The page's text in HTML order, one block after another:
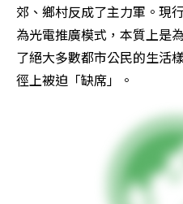
郊、鄉村反成了主力軍。現
為光電推廣模式，本質上是
了絕大多數都市公民的生活
徑上被迫「缺席」。